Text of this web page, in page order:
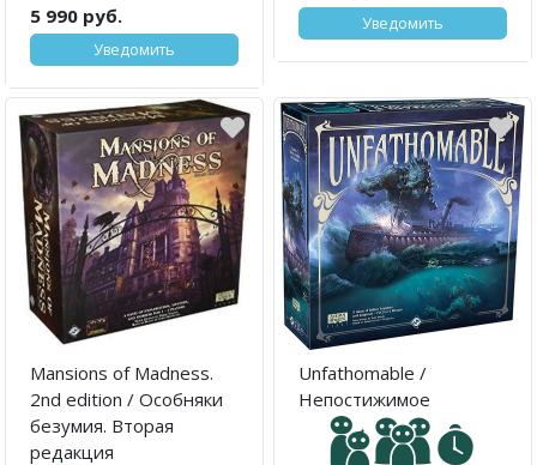
5 990 руб.
Уведомить
Уведомить
Mansions of Madness.
2nd edition / Особняки
безумия. Вторая
редакция
Unfathomable /
Непостижимое